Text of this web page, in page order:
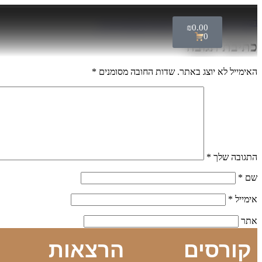
₪0.00
0
כתיבת תגובה
האימייל לא יוצג באתר. שדות החובה מסומנים *
התגובה שלך *
שם *
אימייל *
אתר
קורסים הרצאות